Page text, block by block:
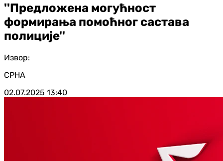
''Предложена могућност
формирања помоћног састава
полиције''
Извор:
СРНА
02.07.2025 13:40